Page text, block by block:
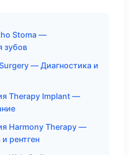
Stoma —
зубов
— Диагностика и
Therapy Implant —
Harmony Therapy —
рентген